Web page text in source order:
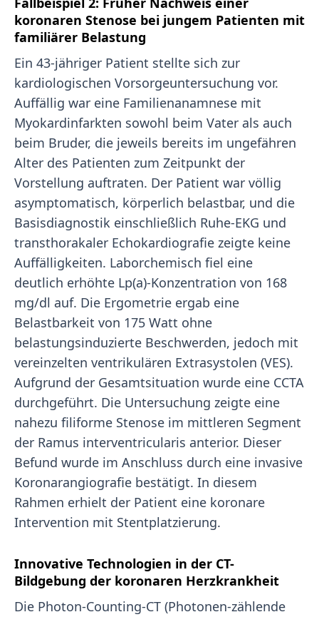
koronaren Stenose bei jungem Patienten mit
familiärer Belastung
Ein 43-jähriger Patient stellte sich zur
kardiologischen Vorsorgeuntersuchung vor.
Auffällig war eine Familienanamnese mit
Myokardinfarkten sowohl beim Vater als auch
beim Bruder, die jeweils bereits im ungefähren
Alter des Patienten zum Zeitpunkt der
Vorstellung auftraten. Der Patient war völlig
asymptomatisch, körperlich belastbar, und die
Basisdiagnostik einschließlich Ruhe-EKG und
transthorakaler Echokardiografie zeigte keine
Auffälligkeiten. Laborchemisch fiel eine
deutlich erhöhte Lp(a)-Konzentration von 168
mg/dl auf. Die Ergometrie ergab eine
Belastbarkeit von 175 Watt ohne
belastungsinduzierte Beschwerden, jedoch mit
vereinzelten ventrikulären Extrasystolen (VES).
Aufgrund der Gesamtsituation wurde eine CCTA
durchgeführt. Die Untersuchung zeigte eine
nahezu filiforme Stenose im mittleren Segment
der Ramus interventricularis anterior. Dieser
Befund wurde im Anschluss durch eine invasive
Koronarangiografie bestätigt. In diesem
Rahmen erhielt der Patient eine koronare
Intervention mit Stentplatzierung.
Innovative Technologien in der CT-
Bildgebung der koronaren Herzkrankheit
Die Photon-Counting-CT (Photonen-zählende